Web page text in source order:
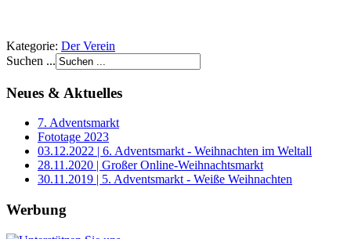
Kategorie: Der Verein
Suchen ...
Neues & Aktuelles
7. Adventsmarkt
Fototage 2023
03.12.2022 | 6. Adventsmarkt - Weihnachten im Weltall
28.11.2020 | Großer Online-Weihnachtsmarkt
30.11.2019 | 5. Adventsmarkt - Weiße Weihnachten
Werbung